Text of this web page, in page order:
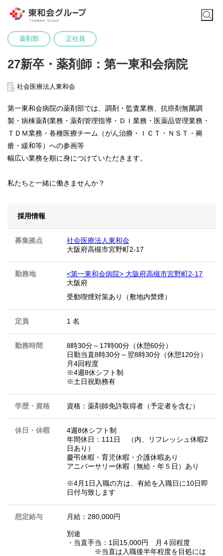
薬剤部 正社員
27新卒・薬剤師：第一東和会病院
社会医療法人東和会
第一東和会病院の薬剤部では、調剤・監査業務、抗癌剤無菌調
製・病棟薬剤業務・薬剤管理指導・ＤＩ業務・医薬品管理業務・
ＴＤＭ業務・各種医療チーム（がん治療・ＩＣＴ・ＮＳＴ・褥
瘡・緩和等）への参画等
幅広い業務を順に身につけていただきます。
私たちと一緒に働きませんか？
採用情報
募集拠点
社会医療法人東和会
大阪府高槻市宮野町2-17
勤務地
<第一東和会病院> 大阪府高槻市宮野町2-17
大阪府
受動喫煙対策あり（敷地内禁煙）
定員 1 名
勤務時間
8時30分～17時00分（休憩60分）
日勤当直8時30分～翌8時30分（休憩120分）
月4回程度
※4週8休シフト制
※土日祝勤務有
学歴・資格 資格：薬剤師免許取得者（予定者を含む）
休日・休暇
4週8休シフト制
年間休日：111日 （内、リフレッシュ休暇2
日あり）
慶弔休暇・育児休暇・介護休暇あり
アニバーサリー休暇（無給・年５日）あり
※4月1日入職の方は、有給を入職日に10日即
日付与致します
想定給与 月給：280,000円
別途
・当直手当：1回15,000円 月４回程度
※当直は入職後半年程度を目処には